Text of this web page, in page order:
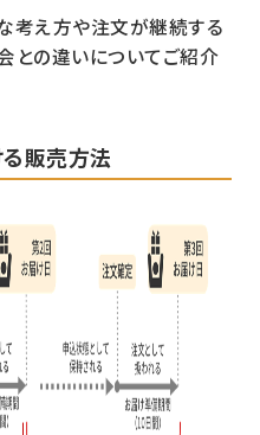
考え方や注文が継続する
との違いについてご紹介
販売方法